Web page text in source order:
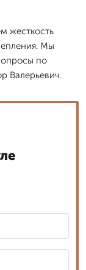
жесткость
Мы
по
Валерьевич.